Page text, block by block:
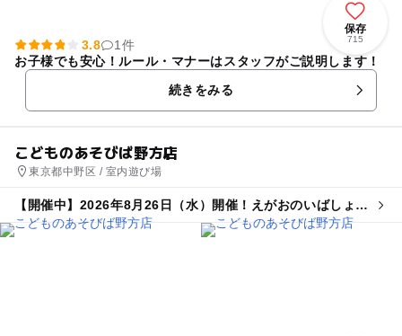
保存
715
3.8
1件
お子様でも安心！ルール・マナーはスタッフがご説明します！
続きをみる
こどものあそびば野方店
東京都中野区 / 室内遊び場
【開催中】2026年8月26日（水）開催！えがおのいばしょ
mini